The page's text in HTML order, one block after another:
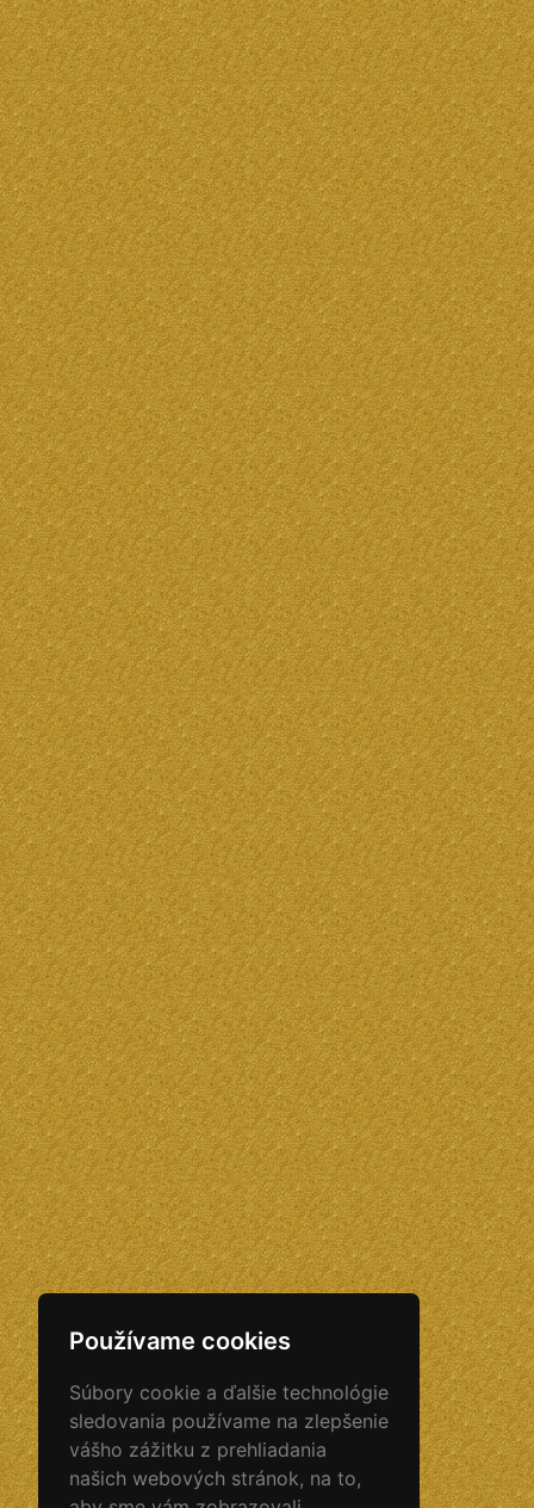
Používame cookies
Súbory cookie a ďalšie technológie
sledovania používame na zlepšenie
vášho zážitku z prehliadania
našich webových stránok, na to,